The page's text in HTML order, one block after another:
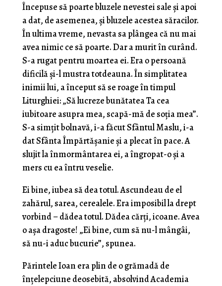
Începuse să poarte bluzele nevestei sale şi apoi
a dat, de asemenea, şi bluzele acestea săracilor.
În ultima vreme, nevasta sa plângea că nu mai
avea nimic ce să poarte. Dar a murit în curând.
S-a rugat pentru moartea ei. Era o persoană
dificilă şi-l mustra totdeauna. În simplitatea
inimii lui, a început să se roage în timpul
Liturghiei: „Să lucreze bunătatea Ta cea
iubitoare asupra mea, scapă-mă de soţia mea”.
S-a simţit bolnavă, i-a făcut Sfântul Maslu, i-a
dat Sfânta Împărtăşanie şi a plecat în pace. A
slujit la înmormântarea ei, a îngropat-o şi a
mers cu ea întru veselie.
Ei bine, iubea să dea totul. Ascundeau de el
zahărul, sarea, cerealele. Era imposibil la drept
vorbind – dădea totul. Dădea cărţi, icoane. Avea
o aşa dragoste! „Ei bine, cum să nu-l mângâi,
să nu-i aduc bucurie”, spunea.
Părintele Ioan era plin de o grămadă de
înţelepciune deosebită, absolvind Academia